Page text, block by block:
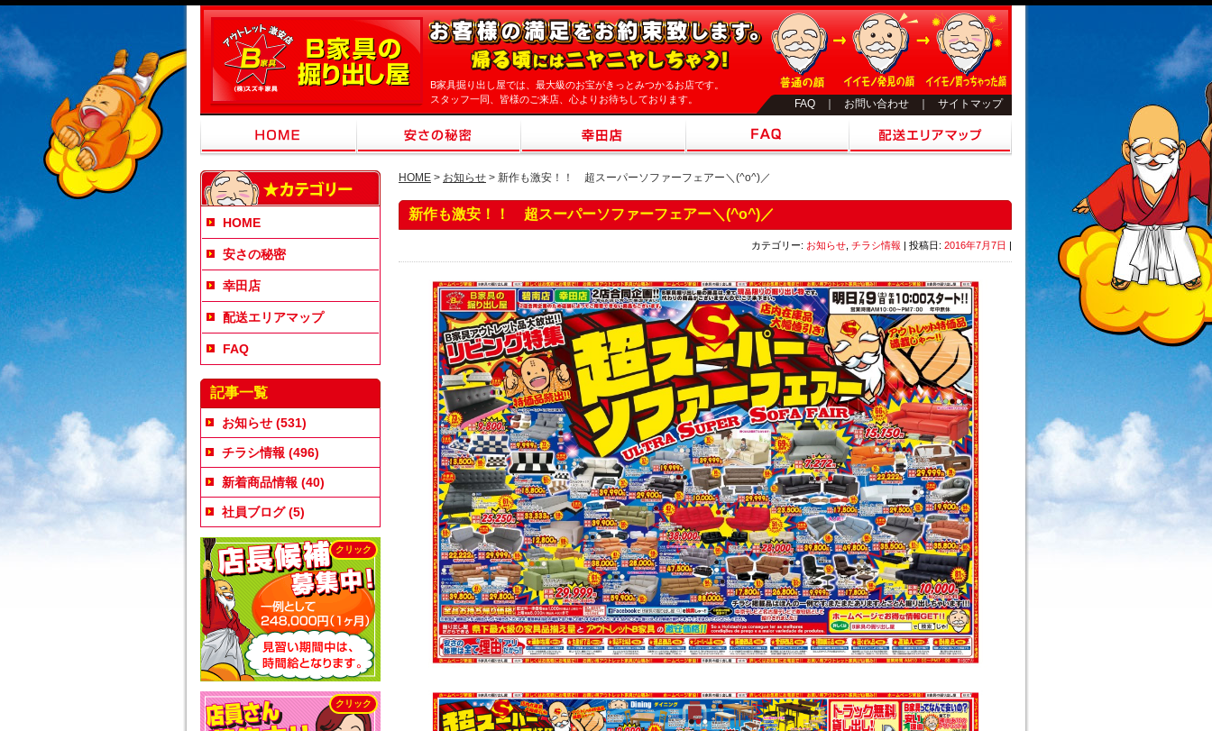
B家具掘り出し屋では、最大級のお宝がきっとみつかるお店です。
スタッフ一同、皆様のご来店、心よりお待ちしております。
FAQ お問い合わせ サイトマップ
HOME > お知らせ > 新作も激安！！ 超スーパーソファーフェアー＼(^o^)／
新作も激安！！ 超スーパーソファーフェアー＼(^o^)／
カテゴリー: お知らせ チラシ情報 | 投稿日: 2016年7月7日 |
HOME
安さの秘密
幸田店
配送エリアマップ
FAQ
記事一覧
お知らせ (531)
チラシ情報 (496)
新着商品情報 (40)
社員ブログ(5)